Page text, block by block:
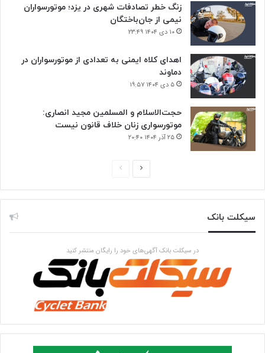
زنگ خطر تصادفات شهری در یزد؛ موتورسواران
نیمی از جان‌باختگان
۱۰ دی ۱۴۰۴ ۲۳:۴۹
اهدای کلاه ایمنی به تعدادی از موتورسواران در
دماوند
۵ دی ۱۴۰۴ ۱۹:۵۷
حجت‌الاسلام و المسلمین مجید انصاری:
موتورسواری زنان خلاف قانون نیست
۲۵ آذر ۱۴۰۴ ۲۰:۴۰
صفحه
صفحه
سیکلت بانک
در سیکلت بانک آگهی‌های خود را رایگان منتشر کنید